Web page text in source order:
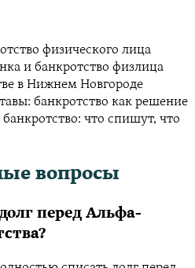
физического лица
и банкротство физлица
в Нижнем Новгороде
банкротство как решение
что спишут, что
вопросы
перед Альфа-